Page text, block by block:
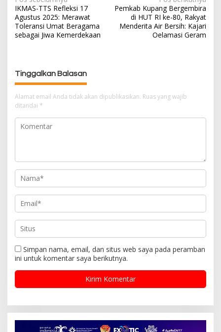
a
v
i
p
o
s
IKMAS-TTS Refleksi 17
Agustus 2025: Merawat
Toleransi Umat Beragama
sebagai Jiwa Kemerdekaan
Pemkab Kupang Bergembira
di HUT RI ke-80, Rakyat
Menderita Air Bersih: Kajari
Oelamasi Geram
Tinggalkan Balasan
Alamat email Anda tidak akan dipublikasikan. Ruas yang wajib
ditandai *
Simpan nama, email, dan situs web saya pada peramban
ini untuk komentar saya berikutnya.